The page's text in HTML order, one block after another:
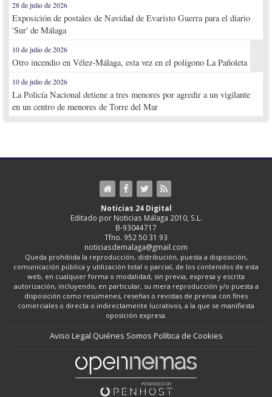
28 de julio de 2026
Exposición de postales de Navidad de Evaristo Guerra para el diario
'Sur' de Málaga
10 de julio de 2026
Otro incendio en Vélez-Málaga, esta vez en el polígono La Pañoleta
10 de julio de 2026
La Policía Nacional detiene a tres menores por agredir a un vigilante
en un centro de menores de Torre del Mar
Noticias 24 Digital
Editado por Noticias Málaga 2010, S.L.
B-93044717
Tfno. 952 50 31 93
noticiasdemalaga@gmail.com
Queda prohibida la reproducción, distribución, puesta a disposición,
comunicación pública y utilización total o parcial, de los contenidos de esta
web, en cualquier forma o modalidad, sin previa, expresa y escrita
autorización, incluyendo, en particular, su mera reproducción y/o puesta a
disposición como resúmenes, reseñas o revistas de prensa con fines
comerciales o directa o indirectamente lucrativos, a la que se manifiesta
oposición expresa.
Aviso Legal Quiénes Somos Política de Cookies